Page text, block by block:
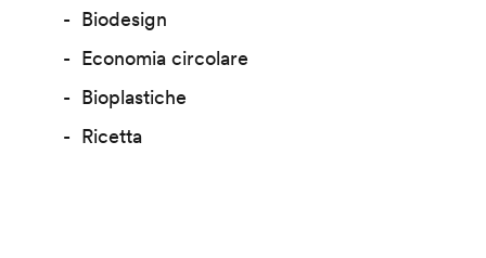
Biodesign
Economia circolare
Bioplastiche
Ricetta